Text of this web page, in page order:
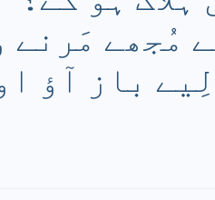
مُجھے مَرنے
باز آؤ